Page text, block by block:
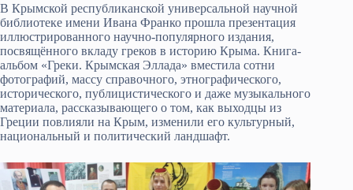
В Крымской республиканской универсальной научной
библиотеке имени Ивана Франко прошла презентация
иллюстрированного научно-популярного издания,
посвящённого вкладу греков в историю Крыма. Книга-
альбом «Греки. Крымская Эллада» вместила сотни
фотографий, массу справочного, этнографического,
исторического, публицистического и даже музыкального
материала, рассказывающего о том, как выходцы из
Греции повлияли на Крым, изменили его культурный,
национальный и политический ландшафт.